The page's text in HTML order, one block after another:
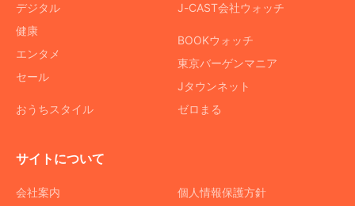
デジタル
健康
エンタメ
セール
おうちスタイル
J-CAST会社ウォッチ
BOOKウォッチ
東京バーゲンマニア
Jタウンネット
ゼロまる
サイトについて
会社案内
個人情報保護方針